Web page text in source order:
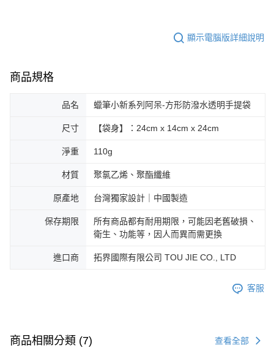
顯示電腦版詳細說明
商品規格
品名 蠟筆小新系列阿呆-方形防潑水透明手提袋
尺寸 【袋身】：24cm x 14cm x 24cm
淨重 110g
材質 聚氯乙烯、聚酯纖維
原產地 台灣獨家設計｜中國製造
保存期限
所有商品都有耐用期限，可能因老舊破損、
衛生、功能等，因人而異而需更換
進口商 拓界國際有限公司 TOU JIE CO., LTD
客服
商品相關分類 (7) 查看全部